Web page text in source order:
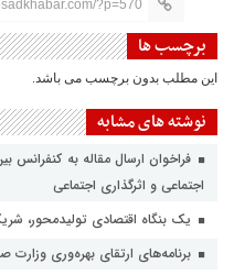
?p=570
برچسب ها
این مطلب بدون برچسب می باشد.
نوشته های مشابه
فراخوان ارسال مقاله به کنفرانس
اجتماعی و اثرگذاری اجتماعی
یک بنگاه اقتصادی تولیدمحور،
برنامه‌های ارتقای بهره‌وری